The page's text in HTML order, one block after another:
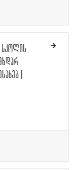
|